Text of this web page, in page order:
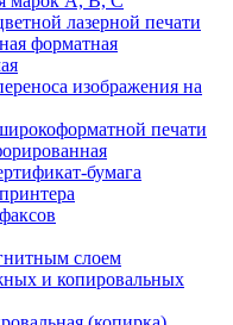
лазерной печати
форматная
изображения на
печати
бумага
слоем
и копировальных